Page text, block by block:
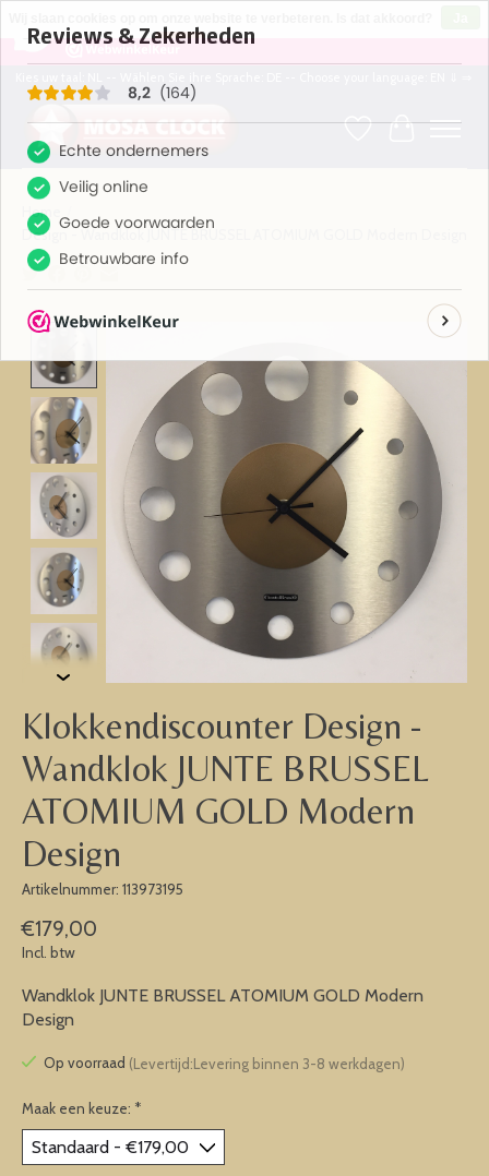
8,2
Home
Design - Wandklok JUNTE BRUSSEL ATOMIUM GOLD Modern Design
Product image slideshow Items
Klokkendiscounter Design -
Wandklok JUNTE BRUSSEL
ATOMIUM GOLD Modern
Design
Artikelnummer: 113973195
€179,00
Incl. btw
Wandklok JUNTE BRUSSEL ATOMIUM GOLD Modern
Design
Op voorraad (Levertijd:Levering binnen 3-8 werkdagen)
Maak een keuze: *
Nee
Meer over cookies »